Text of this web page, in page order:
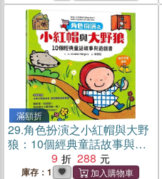
滿額折
29.角色扮演之小紅帽與大野
狼：10個經典童話故事與遊
9 288
庫存：1